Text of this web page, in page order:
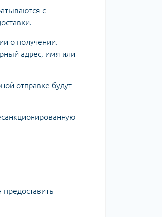
с
о получении.
адрес, имя или
отправке будут